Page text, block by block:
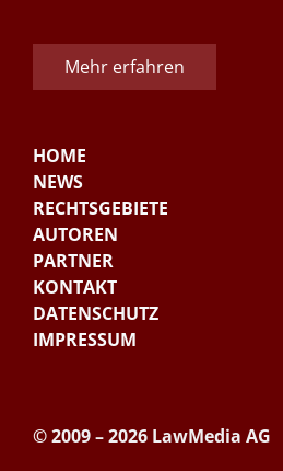
Mehr erfahren
HOME
NEWS
RECHTSGEBIETE
AUTOREN
PARTNER
KONTAKT
DATENSCHUTZ
IMPRESSUM
© 2009 – 2026 LawMedia AG